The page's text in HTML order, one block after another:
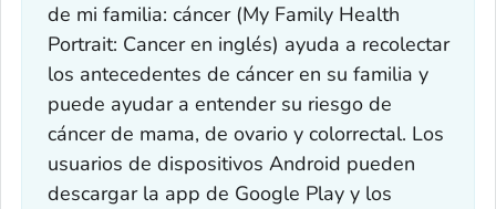
de mi familia: cáncer (My Family Health
Portrait: Canceren inglés) ayuda a recolectar
los antecedentes de cáncer en su familia y
puede ayudar a entender su riesgo de
cáncer de mama, de ovario y colorrectal. Los
usuarios de dispositivos Android pueden
descargar la app de Google Play y los